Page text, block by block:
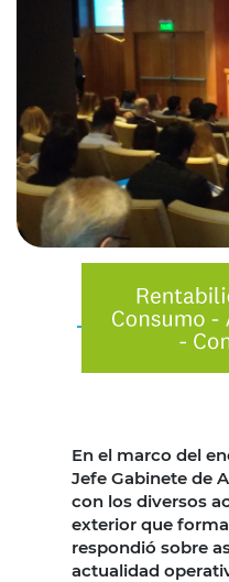
En el marco del
Jefe Gabinete de
con los diversos
exterior que
respondió sobre
actualidad